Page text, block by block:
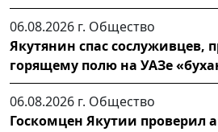
06.08.2026 г. Общество
Якутянин спас сослуживцев,
горящему полю на УАЗе
06.08.2026 г. Общество
Госкомцен Якутии проверил